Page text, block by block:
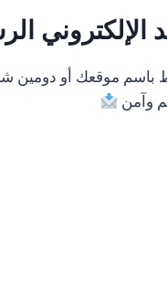
الإلكتروني
باسم موقعك أو
وآمن